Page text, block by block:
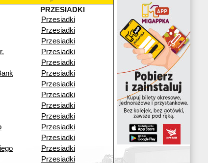
PRZESIADKI
Przesiadki
Przesiadki
Przesiadki
Przesiadki
Przesiadki
Przesiadki
Przesiadki
Przesiadki
Przesiadki
Przesiadki
Przesiadki
Przesiadki
Przesiadki
Przesiadki